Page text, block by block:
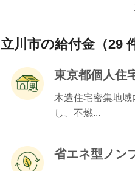
立川市の給付金（29
東京都個人住
木造住宅密集地
し、不燃...
省エネ型ノン